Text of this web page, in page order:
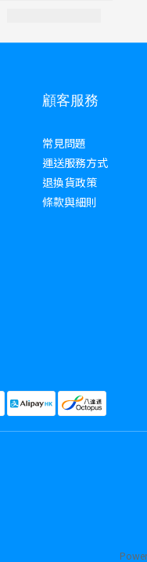
顧客服務
常見問題
運送服務方式
退換貨政策
條款與細則